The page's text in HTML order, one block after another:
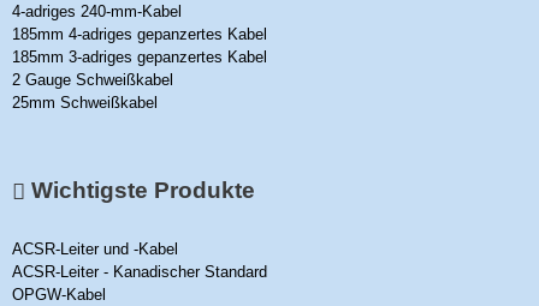
4-adriges 240-mm-Kabel
185mm 4-adriges gepanzertes Kabel
185mm 3-adriges gepanzertes Kabel
2 Gauge Schweißkabel
25mm Schweißkabel
Wichtigste Produkte
ACSR-Leiter und -Kabel
ACSR-Leiter - Kanadischer Standard
OPGW-Kabel